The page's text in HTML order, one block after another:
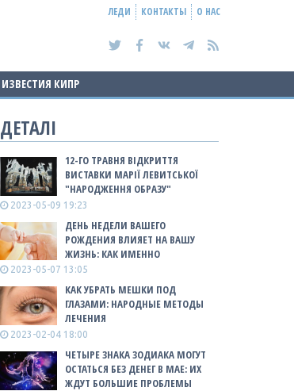
ЛЕДИ КОНТАКТЫ О НАС
ИЗВЕСТИЯ КИПР
ДЕТАЛІ
12-ГО ТРАВНЯ ВІДКРИТТЯ
ВИСТАВКИ МАРІЇ ЛЕВИТСЬКОЇ
"НАРОДЖЕННЯ ОБРАЗУ"
2023-05-09 19:23
ДЕНЬ НЕДЕЛИ ВАШЕГО
РОЖДЕНИЯ ВЛИЯЕТ НА ВАШУ
ЖИЗНЬ: КАК ИМЕННО
2023-05-07 13:05
КАК УБРАТЬ МЕШКИ ПОД
ГЛАЗАМИ: НАРОДНЫЕ МЕТОДЫ
ЛЕЧЕНИЯ
2023-02-04 18:00
ЧЕТЫРЕ ЗНАКА ЗОДИАКА МОГУТ
ОСТАТЬСЯ БЕЗ ДЕНЕГ В МАЕ: ИХ
ЖДУТ БОЛЬШИЕ ПРОБЛЕМЫ